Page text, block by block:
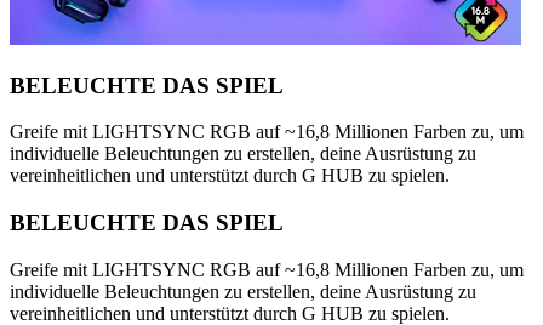
BELEUCHTE DAS SPIEL
Greife mit LIGHTSYNC RGB auf ~16,8 Millionen Farben zu, um
individuelle Beleuchtungen zu erstellen, deine Ausrüstung zu
vereinheitlichen und unterstützt durch G HUB zu spielen.
BELEUCHTE DAS SPIEL
Greife mit LIGHTSYNC RGB auf ~16,8 Millionen Farben zu, um
individuelle Beleuchtungen zu erstellen, deine Ausrüstung zu
vereinheitlichen und unterstützt durch G HUB zu spielen.